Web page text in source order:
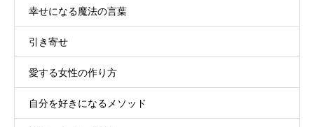
幸せになる魔法の言葉
引き寄せ
愛する女性の作り方
自分を好きになるメソッド